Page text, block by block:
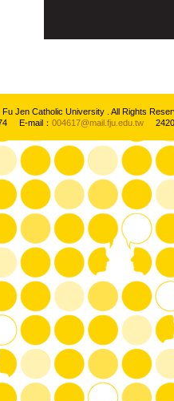
Jen Catholic University . All Rights
E-mail： 004617@mail.fju.edu.tw